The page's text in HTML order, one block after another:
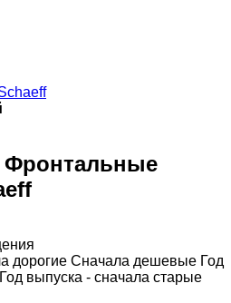
Фронтальные
дорогие Сначала дешевые Год
Год выпуска - сначала старые